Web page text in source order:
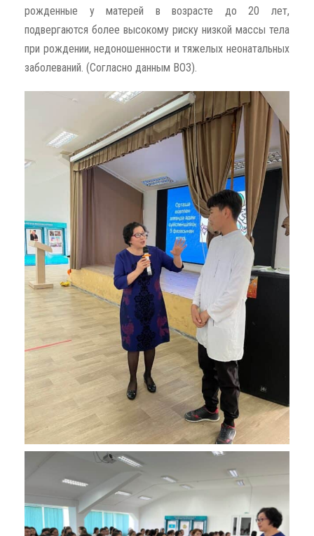
рожденные у матерей в возрасте до 20 лет,
подвергаются более высокому риску низкой массы тела
при рождении, недоношенности и тяжелых неонатальных
заболеваний. (Согласно данным ВОЗ).